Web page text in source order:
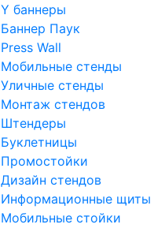
Y баннеры
Баннер Паук
Press Wall
Мобильные стенды
Уличные стенды
Монтаж стендов
Штендеры
Буклетницы
Промостойки
Дизайн стендов
Информационные щиты
Мобильные стойки